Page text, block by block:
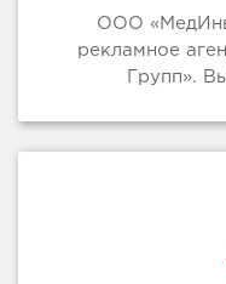
ООО
рекламное
Групп».